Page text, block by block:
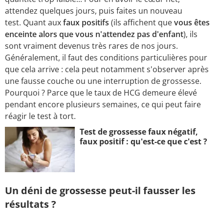
attendez quelques jours, puis faites un nouveau
test. Quant auxfaux positifs (ils affichent quevous êtes
enceinte alors que vous n'attendez pas d'enfant), ils
sont vraiment devenus très rares de nos jours.
Généralement, il faut des conditions particulières pour
que cela arrive : cela peut notamment s'observer après
une fausse couche ou une interruption de grossesse.
Pourquoi ? Parce que le taux de HCG demeure élevé
pendant encore plusieurs semaines, ce qui peut faire
réagir le test à tort.
Test de grossesse faux négatif,
faux positif : qu'est-ce que c'est ?
Un déni de grossesse peut-il fausser les
résultats ?